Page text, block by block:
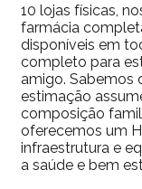
10 lojas físicas,
farmácia
disponíveis em
completo para
amigo. Sabemos
estimação
composição
oferecemos um
infraestrutura e
a saúde e bem